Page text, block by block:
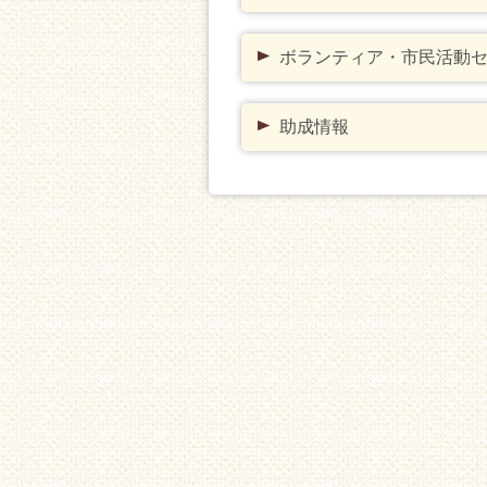
ボランティア・市民活動
助成情報